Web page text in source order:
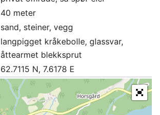
40 meter
sand, steiner, vegg
langpigget kråkebolle, glassvar,
åttearmet blekksprut
62.7115 N, 7.6178 E